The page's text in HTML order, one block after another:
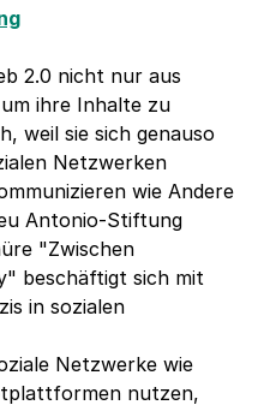
2.0 nicht nur aus
ihre Inhalte zu
weil sie sich genauso
Netzwerken
wie Andere
Antonio-Stiftung
"Zwischen
beschäftigt sich mit
in sozialen
Netzwerke wie
nutzen,